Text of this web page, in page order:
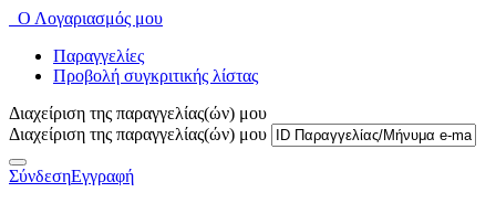
Ο Λογαριασμός μου
Παραγγελίες
Προβολή συγκριτικής λίστας
Διαχείριση της παραγγελίας(ών) μου
Διαχείριση της παραγγελίας(ών) μου
ΣύνδεσηΕγγραφή